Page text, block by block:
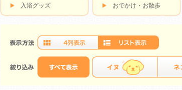
入浴グッズ おでかけ・お散歩